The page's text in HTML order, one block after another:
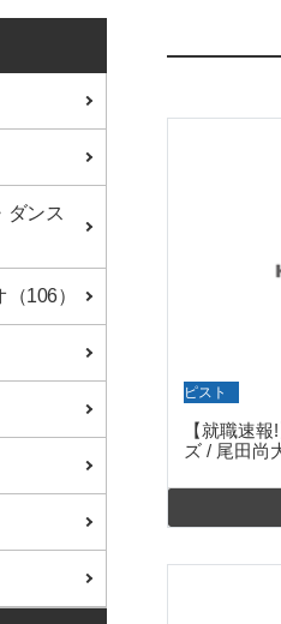
ピスト
【就職速
ズ / 尾田尚
ダンス
106）